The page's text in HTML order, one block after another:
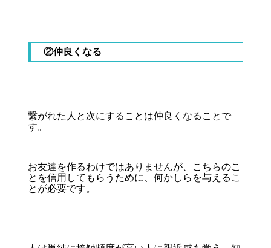
②仲良くなる
繋がれた人と次にすることは仲良くなることで
す。
お友達を作るわけではありませんが、こちらのこ
とを信用してもらうために、何かしらを与えるこ
とが必要です。